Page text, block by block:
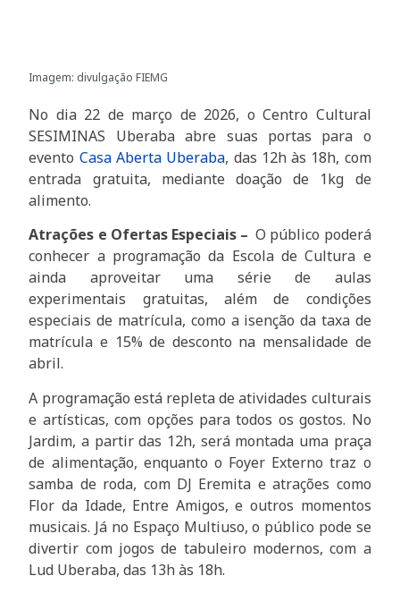
Imagem: divulgação FIEMG
No dia 22 de março de 2026, o Centro Cultural
SESIMINAS Uberaba abre suas portas para o
evento Casa Aberta Uberaba, das 12h às 18h, com
entrada gratuita, mediante doação de 1kg de
alimento.
Atrações e Ofertas Especiais – O público poderá
conhecer a programação da Escola de Cultura e
ainda aproveitar uma série de aulas
experimentais gratuitas, além de condições
especiais de matrícula, como a isenção da taxa de
matrícula e 15% de desconto na mensalidade de
abril.
A programação está repleta de atividades culturais
e artísticas, com opções para todos os gostos. No
Jardim, a partir das 12h, será montada uma praça
de alimentação, enquanto o Foyer Externo traz o
samba de roda, com DJ Eremita e atrações como
Flor da Idade, Entre Amigos, e outros momentos
musicais. Já no Espaço Multiuso, o público pode se
divertir com jogos de tabuleiro modernos, com a
Lud Uberaba, das 13h às 18h.